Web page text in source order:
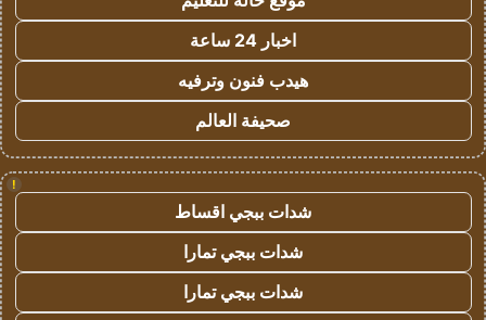
اخبار 24 ساعة
هيدب فنون وترفيه
صحيفة العالم
!
شدات ببجي اقساط
شدات ببجي تمارا
شدات ببجي تمارا